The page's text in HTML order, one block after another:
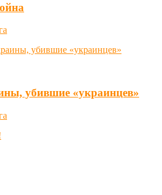
убившие «украинцев»